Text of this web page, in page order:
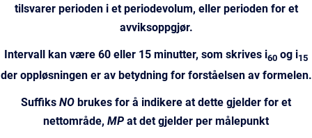
tilsvarer perioden i et periodevolum, eller perioden for et
avviksoppgjør.
Intervall kan være 60 eller 15 minutter, som skrives i60 og i15
der oppløsningen er av betydning for forståelsen av formelen.
Suffiks NO brukes for å indikere at dette gjelder for et
nettområde, MP at det gjelder per målepunkt